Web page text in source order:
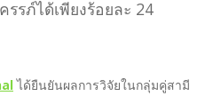
รภ์ได้เพียงร้อยละ 24
ได้ยืนยันผลการวิจัยในกลุ่มคู่สามี